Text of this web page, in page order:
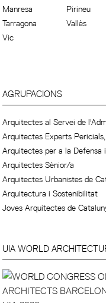
Manresa
Pirineu
Tarragona
Vallès
Vic
AGRUPACIONS
Arquitectes al Servei de
Arquitectes Experts
Arquitectes per a la
Arquitectes Sènior/a
Arquitectes Urbanistes de
Arquitectura i Sostenibilitat
Joves Arquitectes de
UIA WORLD